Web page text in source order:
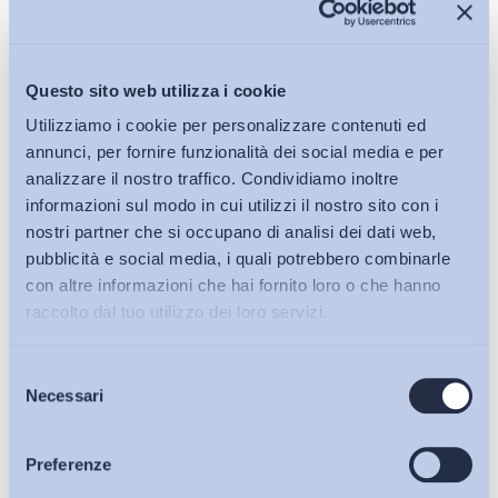
Questo sito web utilizza i cookie
Utilizziamo i cookie per personalizzare contenuti ed
annunci, per fornire funzionalità dei social media e per
analizzare il nostro traffico. Condividiamo inoltre
informazioni sul modo in cui utilizzi il nostro sito con i
nostri partner che si occupano di analisi dei dati web,
pubblicità e social media, i quali potrebbero combinarle
con altre informazioni che hai fornito loro o che hanno
raccolto dal tuo utilizzo dei loro servizi.
delNecessari
Preferenze
Bollettini ADAPT
Articoli
che ci troviamo davanti a una nuova Grande
caratteristiche, ma possiamo dire che è la diretta
conseguenza dellacrisi del modello antropologico ed
economico descritto da Polanyi. E la dimostrazione è
proprio il trionfo di queicontromovimentiche, come
abbiamo visto, sono segno di fallimento di un modello. Tra
questi possiamo citarel’impresa post-fordistache è
incentrata sulle competenza del soggetto, che sono parte
integrante del suo funzionamento e non sono un qualcosa che
sviluppo della contrattazione decentrata e il grande aumento
Per queste ragioni è arrivato il tempo di riscrivere la